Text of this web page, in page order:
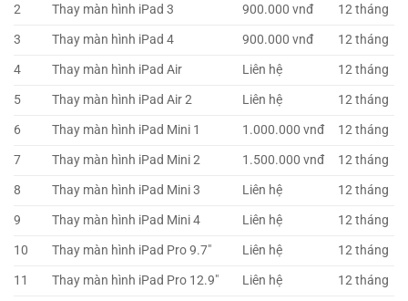
2
Thay màn hình iPad 3 900.000 vnđ
12 tháng
3
Thay màn hình iPad 4 900.000 vnđ
12 tháng
4
Thay màn hình iPad Air Liên hệ
12 tháng
5
Thay màn hình iPad Air 2 Liên hệ
12 tháng
6
Thay màn hình iPad Mini 1 1.000.000 vnđ
12 tháng
7
Thay màn hình iPad Mini 2 1.500.000 vnđ
12 tháng
8
Thay màn hình iPad Mini 3 Liên hệ
12 tháng
9
Thay màn hình iPad Mini 4 Liên hệ
12 tháng
10
Thay màn hình iPad Pro 9.7″ Liên hệ
12 tháng
11
Thay màn hình iPad Pro 12.9″ Liên hệ
12 tháng